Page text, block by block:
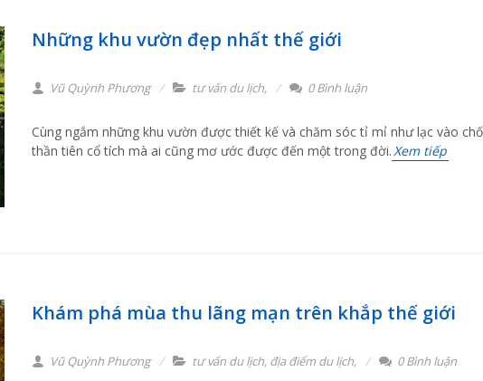
Những khu vườn đẹp nhất thế giới
Vũ Quỳnh Phương tư vấn du lịch, 0 Bình luận
Cùng ngắm những khu vườn được thiết kế và chăm sóc tỉ mỉ như lạc vào
thần tiên cổ tích mà ai cũng mơ ước được đến một trong đời.Xem tiếp
Khám phá mùa thu lãng mạn trên khắp thế giới
Vũ Quỳnh Phương tư vấn du lịch, địa điểm du lịch, 0 Bình luận